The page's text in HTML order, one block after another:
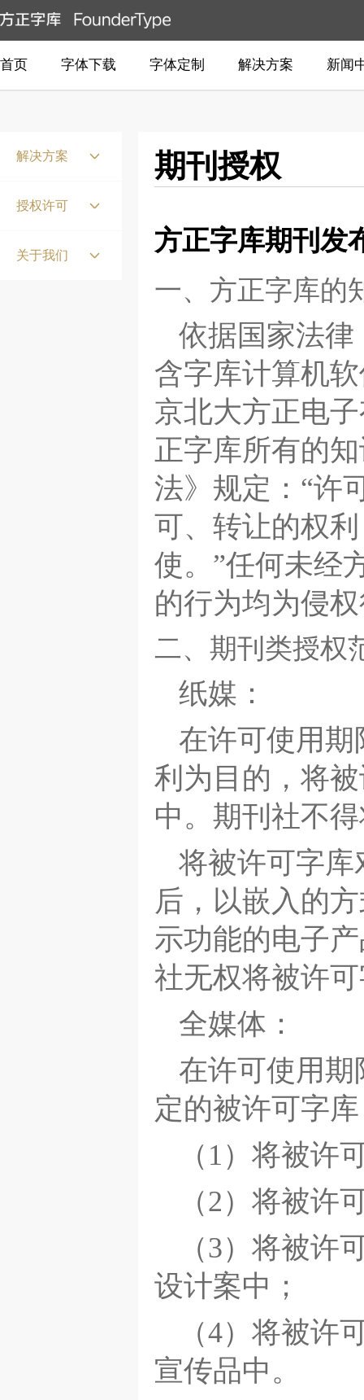
首页 字体下载 字体定制 解决方案 新闻
解决方案
国家标准点阵
报纸
授权许可
产权保护
关于我们
期刊授权
方正字库期刊发
一、方正字库的
依据国家法
含字库计算机
京北大方正电
正字库所有的
法》规定：“许
可、转让的权
使。”任何未经
的行为均为侵
二、期刊类授权
纸媒：
在许可使用
利为目的，将
中。期刊社不
将被许可字
后，以嵌入的
示功能的电子
社无权将被许
全媒体：
在许可使用
定的被许可字
（1）将被许
（2）将被许
（3）将被许
设计案中；
（4）将被许
宣传品中。